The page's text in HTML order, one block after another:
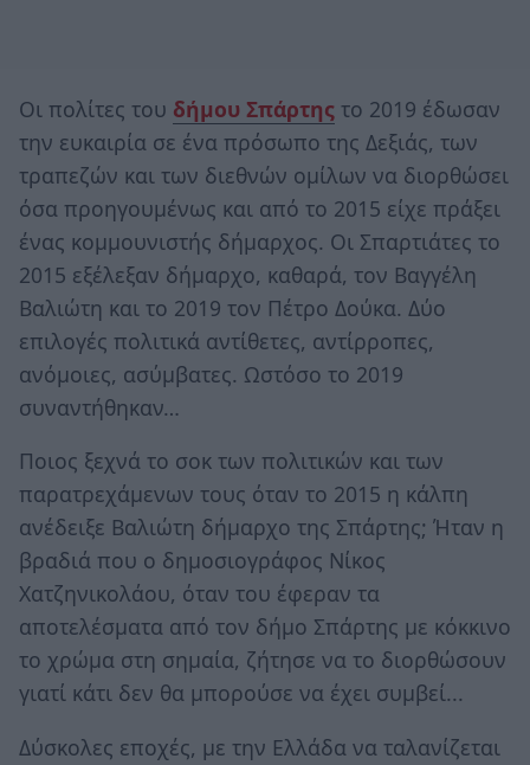
Οι πολίτες του δήμου Σπάρτης το 2019 έδωσαν
την ευκαιρία σε ένα πρόσωπο της Δεξιάς, των
τραπεζών και των διεθνών ομίλων να διορθώσει
όσα προηγουμένως και από το 2015 είχε πράξει
ένας κομμουνιστής δήμαρχος. Οι Σπαρτιάτες το
2015 εξέλεξαν δήμαρχο, καθαρά, τον Βαγγέλη
Βαλιώτη και το 2019 τον Πέτρο Δούκα. Δύο
επιλογές πολιτικά αντίθετες, αντίρροπες,
ανόμοιες, ασύμβατες. Ωστόσο το 2019
συναντήθηκαν…
Ποιος ξεχνά το σοκ των πολιτικών και των
παρατρεχάμενων τους όταν το 2015 η κάλπη
ανέδειξε Βαλιώτη δήμαρχο της Σπάρτης; Ήταν η
βραδιά που ο δημοσιογράφος Νίκος
Χατζηνικολάου, όταν του έφεραν τα
αποτελέσματα από τον δήμο Σπάρτης με κόκκινο
το χρώμα στη σημαία, ζήτησε να το διορθώσουν
γιατί κάτι δεν θα μπορούσε να έχει συμβεί...
Δύσκολες εποχές, με την Ελλάδα να ταλανίζεται